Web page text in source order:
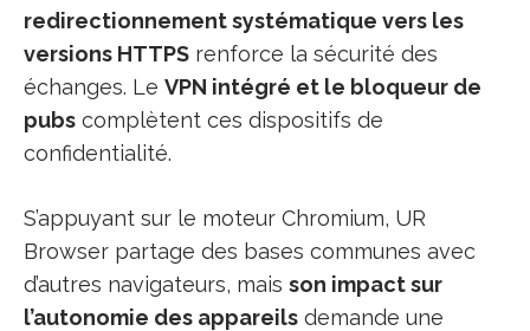
redirectionnement systématique vers les
versions HTTPS renforce la sécurité des
échanges. Le VPN intégré et le bloqueur de
pubs complètent ces dispositifs de
confidentialité.
S’appuyant sur le moteur Chromium, UR
Browser partage des bases communes avec
d’autres navigateurs, mais son impact sur
l’autonomie des appareils demande une